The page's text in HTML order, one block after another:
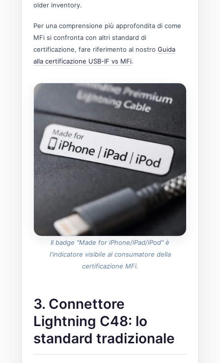
older inventory.
Per una comprensione più approfondita di come
MFi si confronta con altri standard di
certificazione, fare riferimento al nostro Guida
alla certificazione USB-IF vs MFi.
Il badge "Made for iPhone/iPad/iPod" è
l'indicatore visibile al consumatore della
certificazione MFi.
3. Connettore
Lightning C48: lo
standard tradizionale